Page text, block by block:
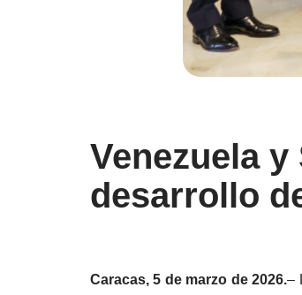
Venezuela
desarrollo
Caracas, 5 de marzo de 2026.–